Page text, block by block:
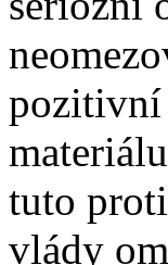
pozitivní
tuto
vlády